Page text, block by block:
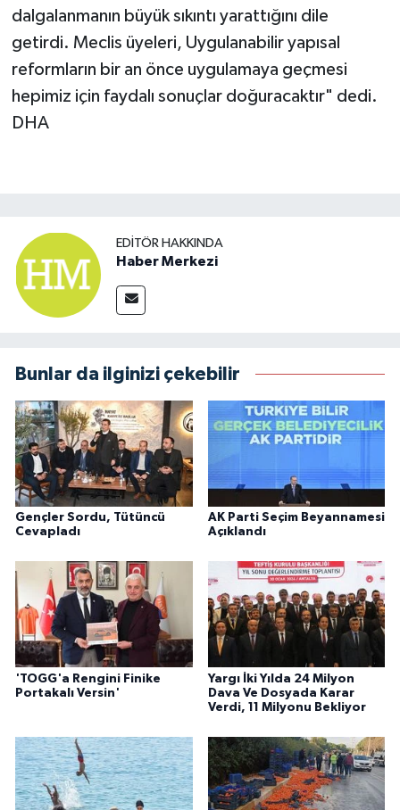
dalgalanmanın büyük sıkıntı yarattığını dile
getirdi. Meclis üyeleri, Uygulanabilir yapısal
reformların bir an önce uygulamaya geçmesi
hepimiz için faydalı sonuçlar doğuracaktır" dedi.
DHA
EDITÖR HAKKINDA
Haber Merkezi
Bunlar da ilginizi çekebilir
Gençler Sordu, Tütüncü
Cevapladı
AK Parti Seçim Beyannamesi
Açıklandı
'TOGG'a Rengini Finike
Portakalı Versin'
Yargı İki Yılda 24 Milyon
Dava Ve Dosyada Karar
Verdi, 11 Milyonu Bekliyor